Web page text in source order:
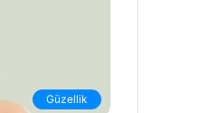
Güzellik